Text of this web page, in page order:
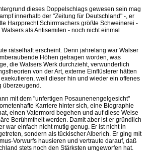
dieses Doppelschlags gewesen sein mag
innerhalb der "Zeitung für Deutschland" -, er
Harpprecht Schirrmachers größte Schweinerei -
als Antisemiten - noch nicht einmal
rätselhaft erscheint. Denn jahrelang war Walser
Höhen getragen worden, was
die Walsers Werk durchzieht, verwunderlich
von der Art, externe Einflüsterer hätten
weil dieser hin und wieder ein offenes
überzeugend.
mit dem "unfertigen Posaunenengelgesicht"
Karriere hinter sich, eine Biographie
einen Vatermord begehen und auf diese Weise
Berühmtheit werden. Damit aber ist er gründlich
war einfach nicht mutig genug. Er ist nicht in
sondern als tückischer Alberich. Er ging mit
Vorwurfs hausieren und vertraute darauf, daß
stets noch den Stärksten umgeworfen hat.